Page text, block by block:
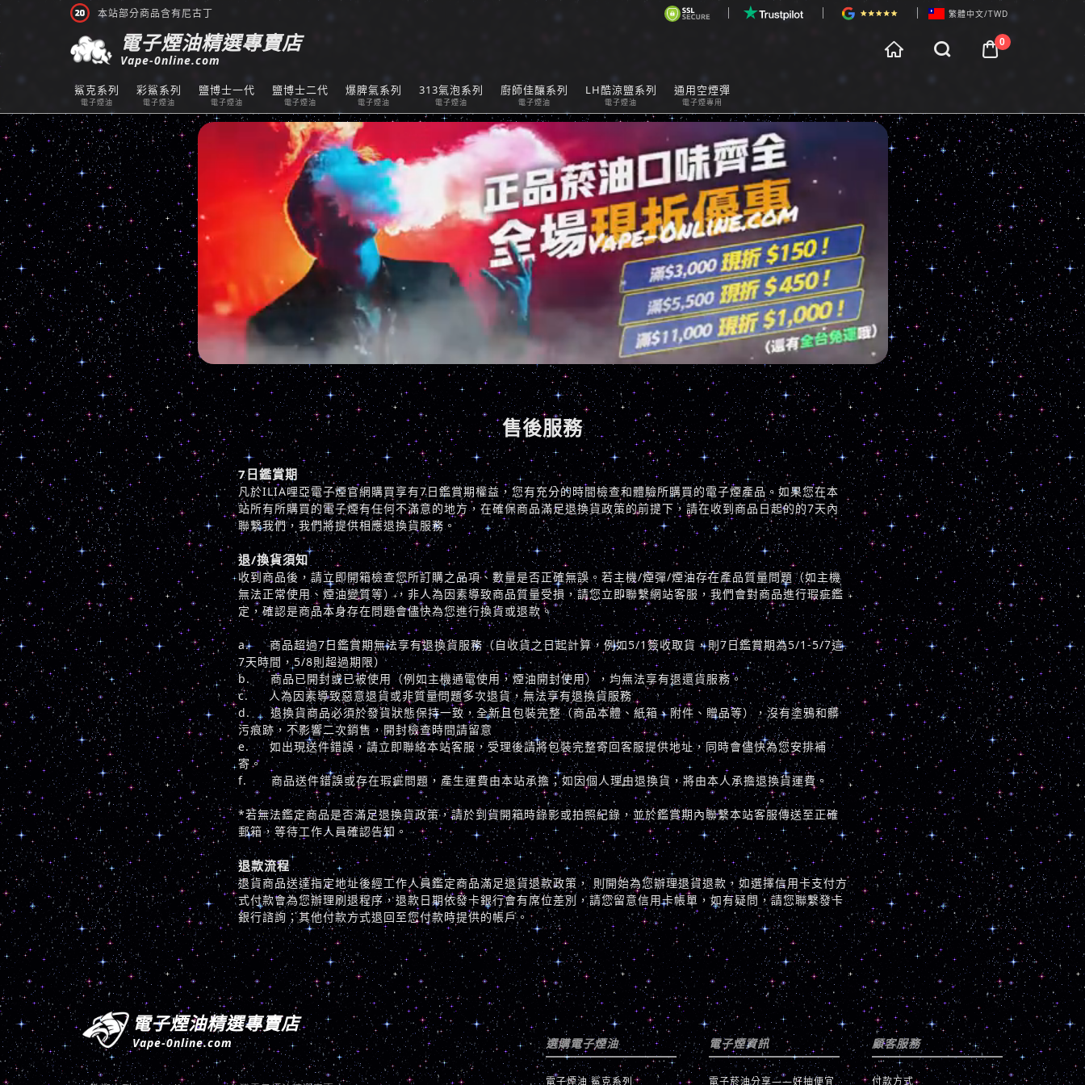
本站部分商品含有尼古丁 繁體中文/TWD
電子煙油精選專賣店
Vape-0nline.com
  0
購物車預覽
Cart Preview
鯊克系列
電子煙油
彩鯊系列
電子煙油
鹽博士一代
電子煙油
鹽博士二代
電子煙油
爆脾氣系列
電子煙油
313氣泡系列
電子煙油
廚師佳釀系列
電子煙油
LH酷涼鹽系列
電子煙油
通用空煙彈
電子煙專用
所有訂單商品金額滿$3,000即可享受 全台免費配送
每天17:00前的訂單當天18:00 完成寄出
 滿減優惠進行中：所有訂單商品金額 滿$3,300 減$150
 全部商品享受在7天鑑賞期 內免費退換服務
售後服務
7日鑑賞期
凡於ILIA哩亞電子煙官網購買享有7日鑑賞期權益，您有充分的時間檢查和體驗所購買的電子煙產品。如果您在本
站所有所購買的電子煙有任何不滿意的地方，在確保商品滿足退換貨政策的前提下，請在收到商品日起的的7天內
聯繫我們，我們將提供相應退換貨服務。
退/換貨須知
收到商品後，請立即開箱檢查您所訂購之品項、數量是否正確無誤。若主機/煙彈/煙油存在產品質量問題（如主機
無法正常使用、煙油變質等），非人為因素導致商品質量受損，請您立即聯繫網站客服，我們會對商品進行瑕疵鑑
定，確認是商品本身存在問題會儘快為您進行換貨或退款。
a. 商品超過7日鑑賞期無法享有退換貨服務（自收貨之日起計算，例如5/1簽收取貨，則7日鑑賞期為5/1-5/7這
7天時間，5/8則超過期限）
b. 商品已開封或已被使用（例如主機通電使用，煙油開封使用），均無法享有退還貨服務。
c. 人為因素導致惡意退貨或非質量問題多次退貨，無法享有退換貨服務
d. 退換貨商品必須於發貨狀態保持一致，全新且包裝完整（商品本體、紙箱、附件、贈品等），沒有塗鴉和髒
污痕跡，不影響二次銷售，開封檢查時間請留意
e. 如出現送件錯誤，請立即聯絡本站客服，受理後請將包裝完整寄回客服提供地址，同時會儘快為您安排補
寄。
f. 商品送件錯誤或存在瑕疵問題，產生運費由本站承擔；如因個人理由退換貨，將由本人承擔退換貨運費。
*若無法鑑定商品是否滿足退換貨政策，請於到貨開箱時錄影或拍照紀錄，並於鑑賞期內聯繫本站客服傳送至正確
郵箱，等待工作人員確認告知。
退款流程
退貨商品送達指定地址後經工作人員鑑定商品滿足退貨退款政策， 則開始為您辦理退貨退款，如選擇信用卡支付方
式付款會為您辦理刷退程序，退款日期依發卡銀行會有席位差別，請您留意信用卡帳單，如有疑問，請您聯繫發卡
銀行諮詢；其他付款方式退回至您付款時提供的帳戶。
電子煙油精選專賣店
Vape-0nline.com 選購電子煙油
電子煙油 鯊克系列
電子煙資訊
電子菸油分享——好抽便宜
顧客服務
付款方式